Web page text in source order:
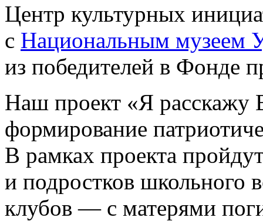
Центр культурных
с Национальным музеем
из победителей в Фонде
Наш проект «Я расскажу
формирование
В рамках проекта
и подростков школьного
клубов — с матерями